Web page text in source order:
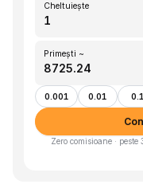
Cheltuiește
Primești ~
0.001 0.01 0.1
Zero comisioane ·